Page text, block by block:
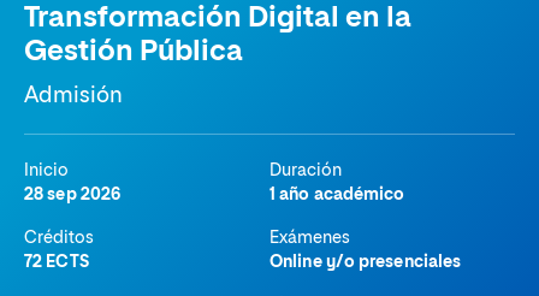
Transformación Digital en la
Gestión Pública
Admisión
Inicio
28 sep 2026
Duración
1 año académico
Créditos
72 ECTS
Exámenes
Online y/o presenciales